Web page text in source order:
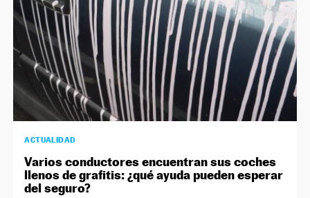
ACTUALIDAD
Varios conductores encuentran sus coches
llenos de grafitis: ¿qué ayuda pueden esperar
del seguro?